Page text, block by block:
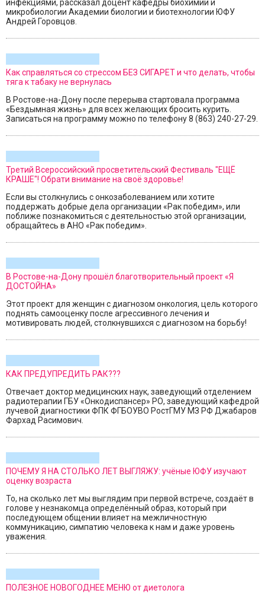
инфекциями, рассказал доцент кафедры биохимии и
микробиологии Академии биологии и биотехнологии ЮФУ
Андрей Горовцов.
Как справляться со стрессом БЕЗ СИГАРЕТ и что делать, чтобы
тяга к табаку не вернулась
В Ростове-на-Дону после перерыва стартовала программа
«Бездымная жизнь» для всех желающих бросить курить.
Записаться на программу можно по телефону 8 (863) 240-27-29.
Третий Всероссийский просветительский Фестиваль "ЕЩЁ
КРАШЕ"! Обрати внимание на своё здоровье!
Если вы столкнулись с онкозаболеванием или хотите
поддержать добрые дела организации «Рак победим», или
поближе познакомиться с деятельностью этой организации,
обращайтесь в АНО «Рак победим».
В Ростове-на-Дону прошёл благотворительный проект «Я
ДОСТОЙНА»
Этот проект для женщин с диагнозом онкология, цель которого
поднять самооценку после агрессивного лечения и
мотивировать людей, столкнувшихся с диагнозом на борьбу!
КАК ПРЕДУПРЕДИТЬ РАК???
Отвечает доктор медицинских наук, заведующий отделением
радиотерапии ГБУ «Онкодиспансер» РО, заведующий кафедрой
лучевой диагностики ФПК ФГБОУВО РостГМУ МЗ РФ Джабаров
Фархад Расимович.
ПОЧЕМУ Я НА СТОЛЬКО ЛЕТ ВЫГЛЯЖУ: учёные ЮФУ изучают
оценку возраста
То, на сколько лет мы выглядим при первой встрече, создаёт в
голове у незнакомца определённый образ, который при
последующем общении влияет на межличностную
коммуникацию, симпатию человека к нам и даже уровень
уважения.
ПОЛЕЗНОЕ НОВОГОДНЕЕ МЕНЮ от диетолога